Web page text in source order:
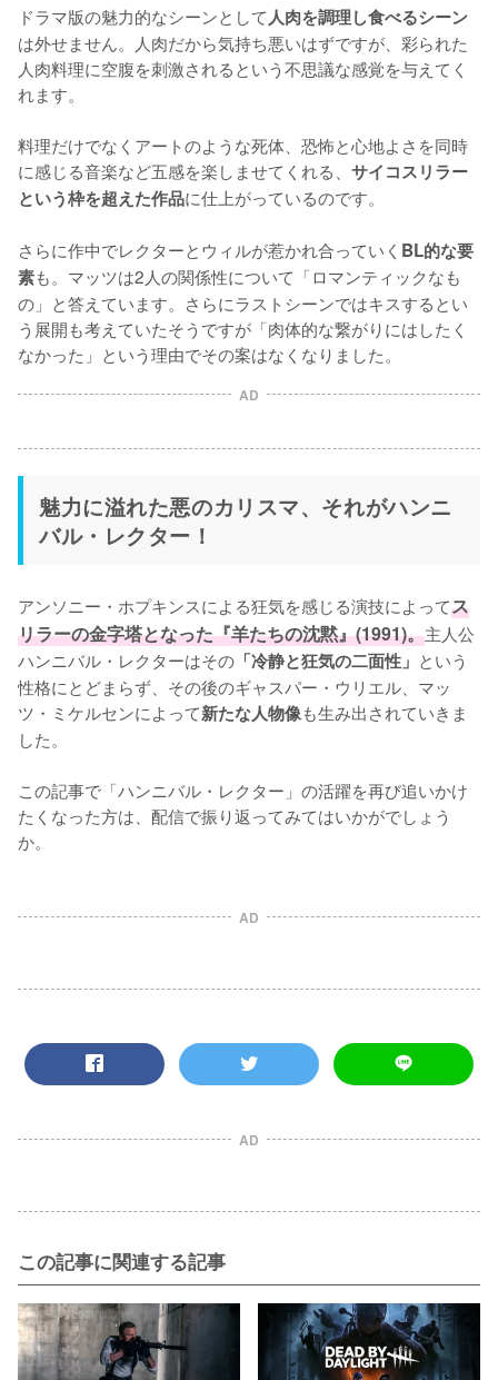
ドラマ版の魅力的なシーンとして人肉を調理し食べるシーン
は外せません。人肉だから気持ち悪いはずですが、彩られた
人肉料理に空腹を刺激されるという不思議な感覚を与えてく
れます。
料理だけでなくアートのような死体、恐怖と心地よさを同時
に感じる音楽など五感を楽しませてくれる、 サイコスリラー
という枠を超えた作品に仕上がっているのです。
さらに作中でレクターとウィルが惹かれ合っていく BL的な要
素も。マッツは2人の関係性について「ロマンティックなも
の」と答えています。さらにラストシーンではキスするとい
う展開も考えていたそうですが「肉体的な繋がりにはしたく
なかった」という理由でその案はなくなりました。
AD
魅力に溢れた悪のカリスマ、それがハンニ
バル・レクター！
アンソニー・ホプキンスによる狂気を感じる演技によってス
リラーの金字塔となった『羊たちの沈黙』(1991)。主人公
ハンニバル・レクターはその 「冷静と狂気の二面性」 という
性格にとどまらず、その後のギャスパー・ウリエル、マッ
ツ・ミケルセンによって新たな人物像も生み出されていきま
した。
この記事で「ハンニバル・レクター」の活躍を再び追いかけ
たくなった方は、配信で振り返ってみてはいかがでしょう
か。
AD
AD
この記事に関連する記事